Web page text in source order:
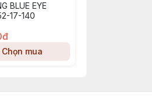
BLUE EYE
17-140
Chọn mua